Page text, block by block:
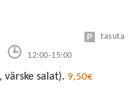
12:00-15:00
tasuta
salat). 9,50€